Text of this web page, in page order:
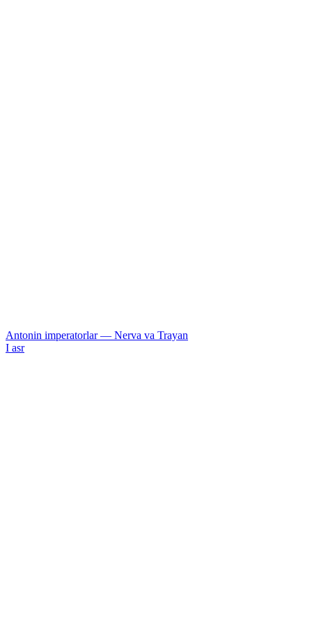
Antonin imperatorlar — Nerva va Trayan
I asr